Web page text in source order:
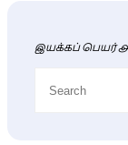
இயக்கப் பெயர்